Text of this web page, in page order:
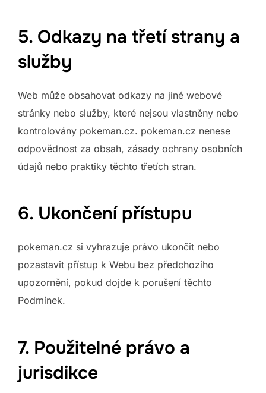
5. Odkazy na třetí strany a
služby
Web může obsahovat odkazy na jiné webové
stránky nebo služby, které nejsou vlastněny nebo
kontrolovány pokeman.cz. pokeman.cz nenese
odpovědnost za obsah, zásady ochrany osobních
údajů nebo praktiky těchto třetích stran.
6. Ukončení přístupu
pokeman.cz si vyhrazuje právo ukončit nebo
pozastavit přístup k Webu bez předchozího
upozornění, pokud dojde k porušení těchto
Podmínek.
7. Použitelné právo a
jurisdikce